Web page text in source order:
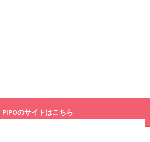
PIPOのサイトはこちら